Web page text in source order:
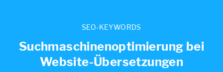
SEO-KEYWORDS
Suchmaschinenoptimierung bei
Website-Übersetzungen